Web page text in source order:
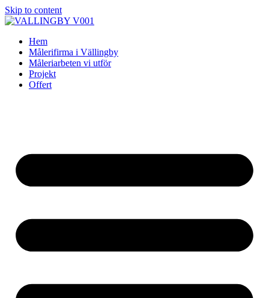
Skip to content
Hem
Målerifirma i Vällingby
Måleriarbeten vi utför
Projekt
Offert